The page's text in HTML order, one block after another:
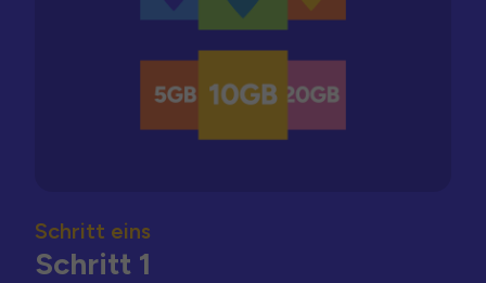
Schritt eins
Schritt 1